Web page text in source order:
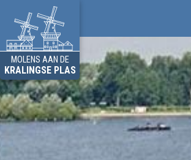
MOLENS AAN DE
KRALINGSE PLAS